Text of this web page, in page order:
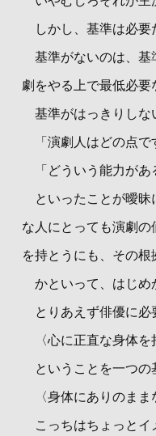
しかし、基準は必要
基準がないのは、基
劇をやる上で最低必要
基準がはっきりしな
「演劇人はどの点で
「どういう能力があ
といったことが曖昧
な人にとっても演劇
を持とうにも、その根
かといって、はじめ
とりあえず俳優に必
〈心に正直な身体を
ということを一つの
〈身体にありのまま
こっちはちょっとイ